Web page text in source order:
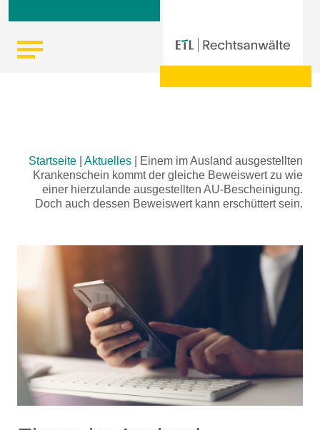
content
Startseite Aktuelles
Einem im Ausland ausgestellten
Krankenschein kommt der gleiche Beweiswert zu wie
einer hierzulande ausgestellten AU-Bescheinigung.
Doch auch dessen Beweiswert kann erschüttert sein.